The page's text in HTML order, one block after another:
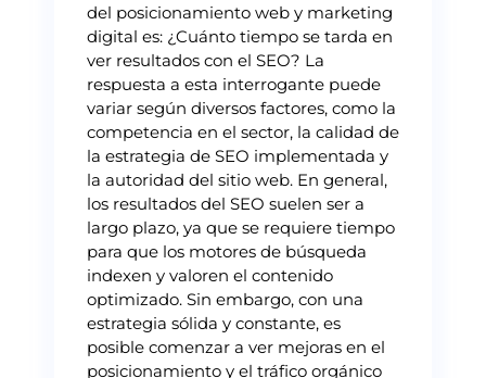
del posicionamiento web y marketing
digital es: ¿Cuánto tiempo se tarda en
ver resultados con el SEO? La
respuesta a esta interrogante puede
variar según diversos factores, como la
competencia en el sector, la calidad de
la estrategia de SEO implementada y
la autoridad del sitio web. En general,
los resultados del SEO suelen ser a
largo plazo, ya que se requiere tiempo
para que los motores de búsqueda
indexen y valoren el contenido
optimizado. Sin embargo, con una
estrategia sólida y constante, es
posible comenzar a ver mejoras en el
posicionamiento y el tráfico orgánico